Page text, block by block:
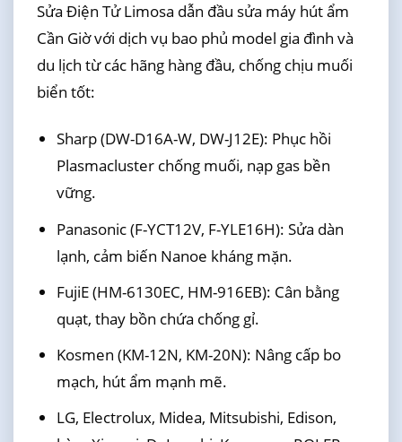
Sửa Điện Tử Limosa dẫn đầu sửa máy hút ẩm
Cần Giờ với dịch vụ bao phủ model gia đình và
du lịch từ các hãng hàng đầu, chống chịu muối
biển tốt:
Sharp (DW-D16A-W, DW-J12E): Phục hồi
Plasmacluster chống muối, nạp gas bền
vững.
Panasonic (F-YCT12V, F-YLE16H): Sửa dàn
lạnh, cảm biến Nanoe kháng mặn.
FujiE (HM-6130EC, HM-916EB): Cân bằng
quạt, thay bồn chứa chống gỉ.
Kosmen (KM-12N, KM-20N): Nâng cấp bo
mạch, hút ẩm mạnh mẽ.
LG, Electrolux, Midea, Mitsubishi, Edison,